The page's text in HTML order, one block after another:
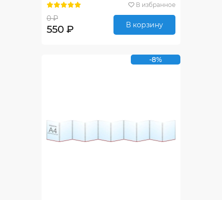
В избранное
0 ₽
550 ₽ В корзину
-8%